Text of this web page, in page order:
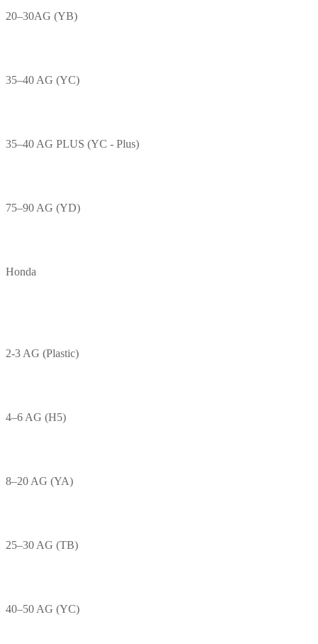
20–30AG (YB)
35–40 AG (YC)
35–40 AG PLUS (YC - Plus)
75–90 AG (YD)
Honda
2-3 AG (Plastic)
4–6 AG (H5)
8–20 AG (YA)
25–30 AG (TB)
40–50 AG (YC)